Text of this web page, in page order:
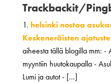
Trackbackit/
helsinki nostaa
Keskeneräisten
aiheesta tällä blogilla mm: -
myyntiin huutokaupalla -
Lumi ja autot - [...]